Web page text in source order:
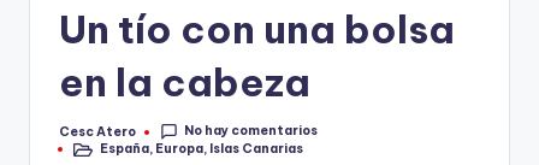
Un tío con una bolsa
en la cabeza
Publicado
por
Cesc Atero
No hay comentarios
Publicado
España, Europa, Islas Canarias